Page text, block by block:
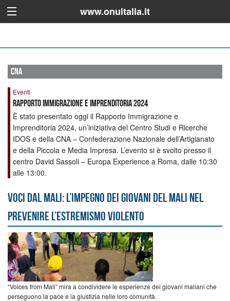
www.onuitalia.it
cna
Eventi
Rapporto Immigrazione e Imprenditoria 2024
È stato presentato oggi il Rapporto Immigrazione e
Imprenditoria 2024, un’iniziativa del Centro Studi e Ricerche
IDOS e della CNA – Confederazione Nazionale dell’Artigianato
e della Piccola e Media Impresa. L’evento si è svolto presso il
centro David Sassoli – Europa Experience a Roma, dalle 10:30
alle 13:00.
Voci dal Mali: l’impegno dei giovani del Mali nel
prevenire l’estremismo violento
“Voices from Mali” mira a condividere le esperienze dei giovani maliani che
perseguono la pace e la giustizia nelle loro comunità.